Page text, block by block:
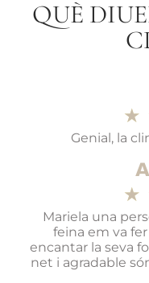
QUÈ
★
Genial, la
★
Mariela una
feina em va
encantar la seva
net i agradable